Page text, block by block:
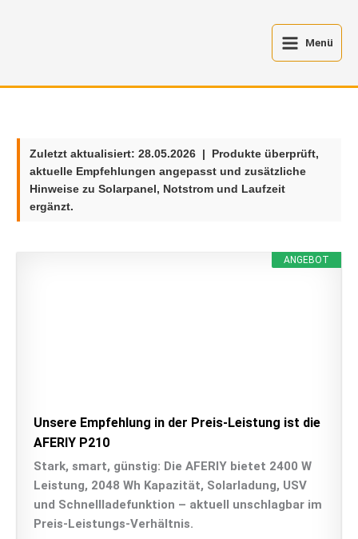
Menü
Zuletzt aktualisiert: 28.05.2026 | Produkte überprüft,
aktuelle Empfehlungen angepasst und zusätzliche
Hinweise zu Solarpanel, Notstrom und Laufzeit
ergänzt.
ANGEBOT
Unsere Empfehlung in der Preis-Leistung ist die
AFERIY P210
Stark, smart, günstig: Die AFERIY bietet 2400 W
Leistung, 2048 Wh Kapazität, Solarladung, USV
und Schnellladefunktion – aktuell unschlagbar im
Preis-Leistungs-Verhältnis.